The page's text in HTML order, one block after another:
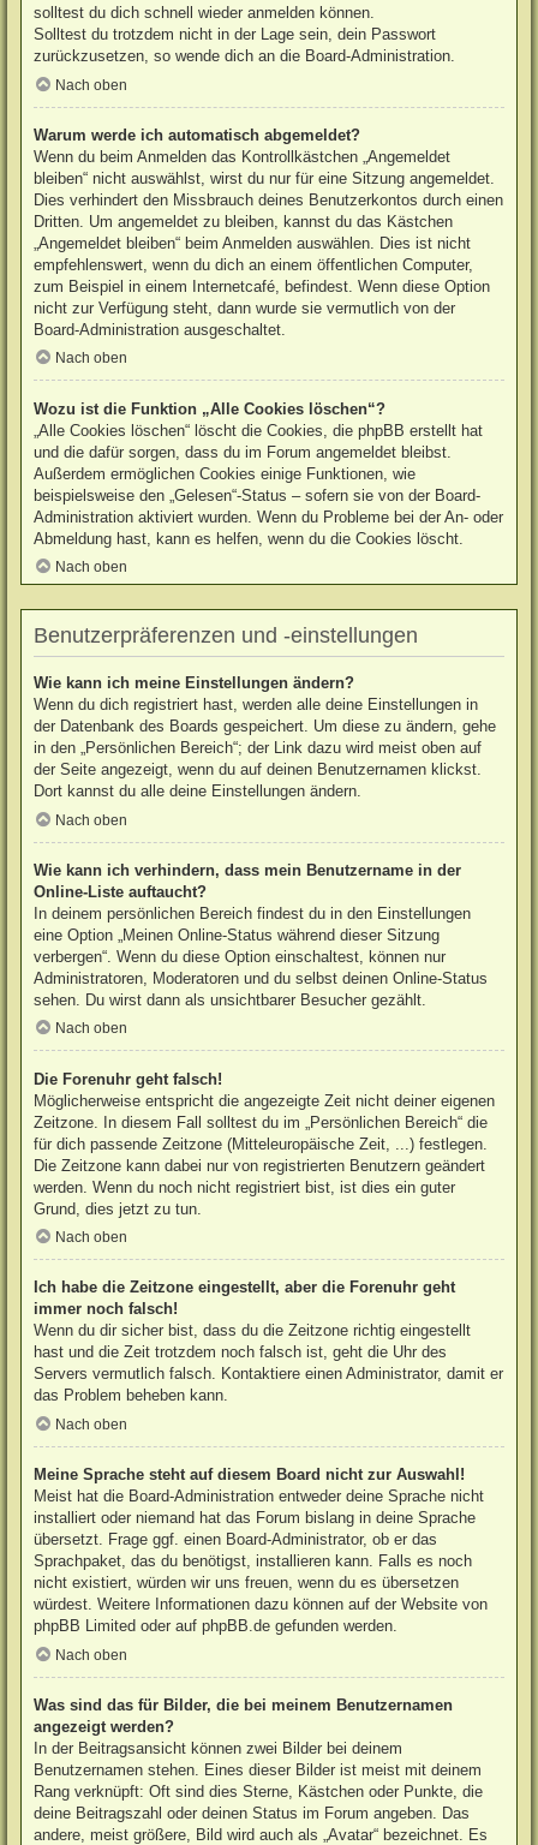
solltest du dich schnell wieder anmelden können.
Solltest du trotzdem nicht in der Lage sein, dein Passwort
zurückzusetzen, so wende dich an die Board-Administration.
Nach oben
Warum werde ich automatisch abgemeldet?
Wenn du beim Anmelden das Kontrollkästchen „Angemeldet
bleiben“ nicht auswählst, wirst du nur für eine Sitzung angemeldet.
Dies verhindert den Missbrauch deines Benutzerkontos durch einen
Dritten. Um angemeldet zu bleiben, kannst du das Kästchen
„Angemeldet bleiben“ beim Anmelden auswählen. Dies ist nicht
empfehlenswert, wenn du dich an einem öffentlichen Computer,
zum Beispiel in einem Internetcafé, befindest. Wenn diese Option
nicht zur Verfügung steht, dann wurde sie vermutlich von der
Board-Administration ausgeschaltet.
Nach oben
Wozu ist die Funktion „Alle Cookies löschen“?
„Alle Cookies löschen“ löscht die Cookies, die phpBB erstellt hat
und die dafür sorgen, dass du im Forum angemeldet bleibst.
Außerdem ermöglichen Cookies einige Funktionen, wie
beispielsweise den „Gelesen“-Status – sofern sie von der Board-
Administration aktiviert wurden. Wenn du Probleme bei der An- oder
Abmeldung hast, kann es helfen, wenn du die Cookies löscht.
Nach oben
Benutzerpräferenzen und -einstellungen
Wie kann ich meine Einstellungen ändern?
Wenn du dich registriert hast, werden alle deine Einstellungen in
der Datenbank des Boards gespeichert. Um diese zu ändern, gehe
in den „Persönlichen Bereich“; der Link dazu wird meist oben auf
der Seite angezeigt, wenn du auf deinen Benutzernamen klickst.
Dort kannst du alle deine Einstellungen ändern.
Nach oben
Wie kann ich verhindern, dass mein Benutzername in der
Online-Liste auftaucht?
In deinem persönlichen Bereich findest du in den Einstellungen
eine Option „Meinen Online-Status während dieser Sitzung
verbergen“. Wenn du diese Option einschaltest, können nur
Administratoren, Moderatoren und du selbst deinen Online-Status
sehen. Du wirst dann als unsichtbarer Besucher gezählt.
Nach oben
Die Forenuhr geht falsch!
Möglicherweise entspricht die angezeigte Zeit nicht deiner eigenen
Zeitzone. In diesem Fall solltest du im „Persönlichen Bereich“ die
für dich passende Zeitzone (Mitteleuropäische Zeit, ...) festlegen.
Die Zeitzone kann dabei nur von registrierten Benutzern geändert
werden. Wenn du noch nicht registriert bist, ist dies ein guter
Grund, dies jetzt zu tun.
Nach oben
Ich habe die Zeitzone eingestellt, aber die Forenuhr geht
immer noch falsch!
Wenn du dir sicher bist, dass du die Zeitzone richtig eingestellt
hast und die Zeit trotzdem noch falsch ist, geht die Uhr des
Servers vermutlich falsch. Kontaktiere einen Administrator, damit er
das Problem beheben kann.
Nach oben
Meine Sprache steht auf diesem Board nicht zur Auswahl!
Meist hat die Board-Administration entweder deine Sprache nicht
installiert oder niemand hat das Forum bislang in deine Sprache
übersetzt. Frage ggf. einen Board-Administrator, ob er das
Sprachpaket, das du benötigst, installieren kann. Falls es noch
nicht existiert, würden wir uns freuen, wenn du es übersetzen
würdest. Weitere Informationen dazu können auf der Website von
phpBB Limited oder aufphpBB.de gefunden werden.
Nach oben
Was sind das für Bilder, die bei meinem Benutzernamen
angezeigt werden?
In der Beitragsansicht können zwei Bilder bei deinem
Benutzernamen stehen. Eines dieser Bilder ist meist mit deinem
Rang verknüpft: Oft sind dies Sterne, Kästchen oder Punkte, die
deine Beitragszahl oder deinen Status im Forum angeben. Das
andere, meist größere, Bild wird auch als „Avatar“ bezeichnet. Es